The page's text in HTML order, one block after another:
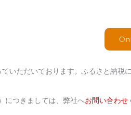
いただいております。ふるさと納税に
つきましては、弊社へお問い合わせ